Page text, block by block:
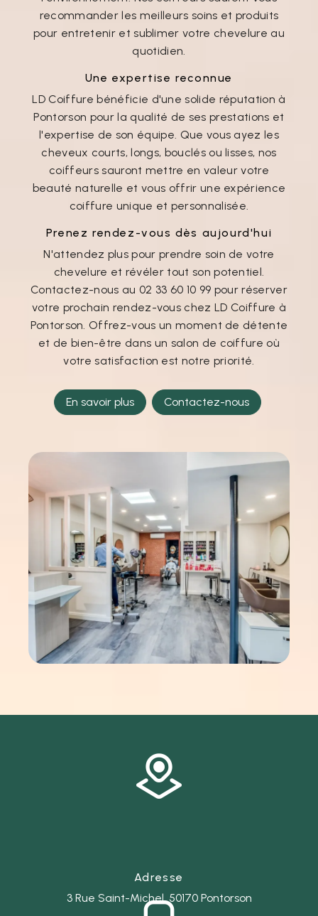
recommander les meilleurs soins et produits
pour entretenir et sublimer votre chevelure au
quotidien.
Une expertise reconnue
LD Coiffure bénéficie d'une solide réputation à
Pontorson pour la qualité de ses prestations et
l'expertise de son équipe. Que vous ayez les
cheveux courts, longs, bouclés ou lisses, nos
coiffeurs sauront mettre en valeur votre
beauté naturelle et vous offrir une expérience
coiffure unique et personnalisée.
Prenez rendez-vous dès aujourd'hui
N'attendez plus pour prendre soin de votre
chevelure et révéler tout son potentiel.
Contactez-nous au 02 33 60 10 99 pour réserver
votre prochain rendez-vous chez LD Coiffure à
Pontorson. Offrez-vous un moment de détente
et de bien-être dans un salon de coiffure où
votre satisfaction est notre priorité.
En savoir plus Contactez-nous
Adresse
3 Rue Saint-Michel, 50170 Pontorson